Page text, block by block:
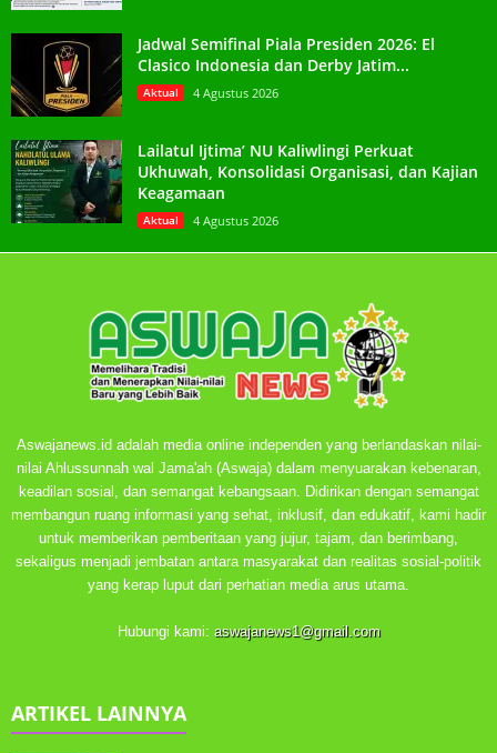
Jadwal Semifinal Piala Presiden 2026: El
Clasico Indonesia dan Derby Jatim...
Aktual 4 Agustus 2026
Lailatul Ijtima’ NU Kaliwlingi Perkuat
Ukhuwah, Konsolidasi Organisasi, dan Kajian
Keagamaan
Aktual 4 Agustus 2026
Aswajanews.id adalah media online independen yang berlandaskan nilai-
nilai Ahlussunnah wal Jama'ah (Aswaja) dalam menyuarakan kebenaran,
keadilan sosial, dan semangat kebangsaan. Didirikan dengan semangat
membangun ruang informasi yang sehat, inklusif, dan edukatif, kami hadir
untuk memberikan pemberitaan yang jujur, tajam, dan berimbang,
sekaligus menjadi jembatan antara masyarakat dan realitas sosial-politik
yang kerap luput dari perhatian media arus utama.
Hubungi kami: aswajanews1@gmail.com
ARTIKEL LAINNYA